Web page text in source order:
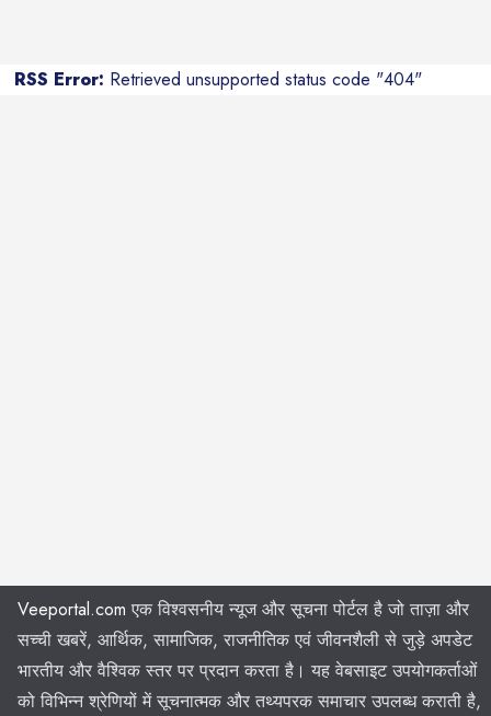
RSS Error: Retrieved unsupported status code "404"
Veeportal.com एक विश्वसनीय न्यूज और सूचना पोर्टल है जो ताज़ा और
सच्ची खबरें, आर्थिक, सामाजिक, राजनीतिक एवं जीवनशैली से जुड़े अपडेट
भारतीय और वैश्विक स्तर पर प्रदान करता है। यह वेबसाइट उपयोगकर्ताओं
को विभिन्न श्रेणियों में सूचनात्मक और तथ्यपरक समाचार उपलब्ध कराती है,